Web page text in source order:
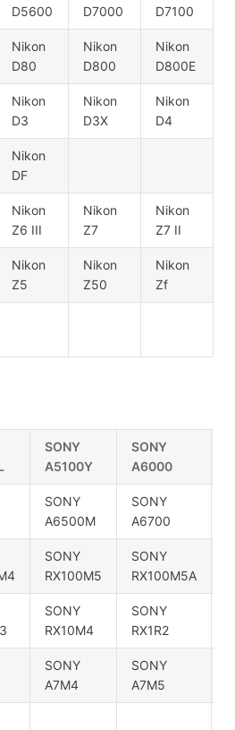
D5600
D7000
D7100
Nikon
D80
Nikon
D800
Nikon
D800E
Nikon
D3
Nikon
D3X
Nikon
D4
Nikon
DF
Nikon
Z6 III
Nikon
Z7
Nikon
Z7 II
Nikon
Z5
Nikon
Z50
Nikon
Zf
SONY
A5100Y
SONY
A6000
SONY
A6500M
SONY
A6700
SONY
RX100M5
SONY
RX100M5A
SONY
RX10M4
SONY
RX1R2
SONY
A7M4
SONY
A7M5